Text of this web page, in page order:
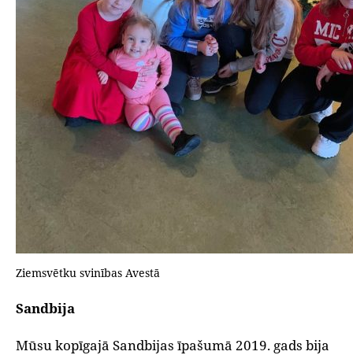
Ziemsvētku svinības Avestā
Sandbija
Mūsu kopīgajā Sandbijas īpašumā 2019. gads bija